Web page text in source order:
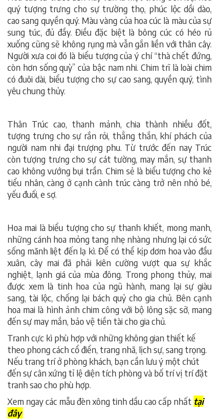
quý tượng trưng cho sự trường thọ, phúc lộc dồi dào,
cao sang quyền quý. Màu vàng của hoa cúc là màu của sự
sung túc, đủ đầy. Điều đặc biệt là bông cúc có héo rủ
xuống cũng sẽ không rụng mà vẫn gắn liền với thân cây.
Người xưa coi đó là biểu tượng của ý chí “thà chết đứng,
còn hơn sống quỳ” của bậc nam nhi. Chim trĩ là loài chim
có đuôi dài, biểu tượng cho sự cao sang, quyền quý, tình
yêu chung thủy.
Thân Trúc cao, thanh mảnh, chia thành nhiều đốt,
tượng trưng cho sự rắn rỏi, thẳng thắn, khí phách của
người nam nhi đại trượng phu. Từ trước đến nay Trúc
còn tượng trưng cho sự cát tường, may mắn, sự thanh
cao không vướng bụi trần. Chim sẻ là biểu tượng cho kẻ
tiểu nhân, càng ở cạnh cành trúc càng trở nên nhỏ bé,
yếu đuối, e sợ.
Hoa mai là biểu tượng cho sự thanh khiết, mong manh,
những cánh hoa mỏng tang nhẹ nhàng nhưng lại có sức
sống mãnh liệt đến lạ kì. Để có thể kịp dơm hoa vào đầu
xuân, cây mai đã phải kiên cường vượt qua sự khắc
nghiệt, lạnh giá của mùa đông. Trong phong thủy, mai
được xem là tinh hoa của ngũ hành, mang lại sự giàu
sang, tài lộc, chống lại bách quỷ cho gia chủ. Bên cạnh
hoa mai là hình ảnh chim công với bộ lông sặc sỡ, mang
đến sự may mắn, bảo vệ tiền tài cho gia chủ.
Tranh cực kì phù hợp với những không gian thiết kế
theo phong cách cổ điển, trang nhã, lịch sự, sang trọng.
Nếu trang trí ở phòng khách, bạn cần lưu ý một chút
đến sự cân xứng tỉ lệ diện tích phòng và bố trí vị trí đặt
tranh sao cho phù hợp.
Xem ngay các mẫu đèn xông tinh dầu cao cấp nhất tại
đây